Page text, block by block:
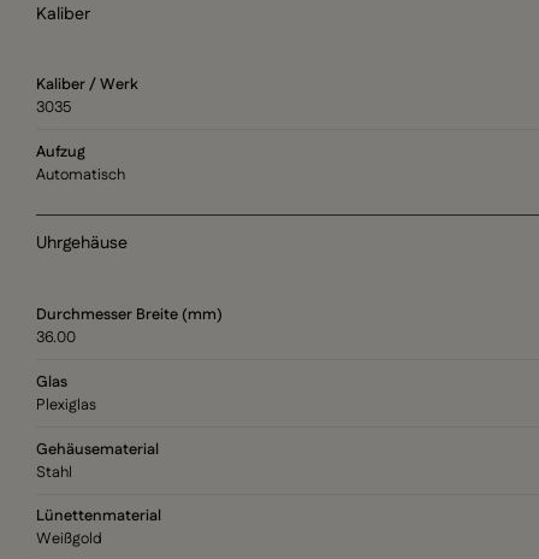
Kaliber
Kaliber / Werk
3035
Aufzug
Automatisch
Uhrgehäuse
Durchmesser Breite (mm)
36.00
Glas
Plexiglas
Gehäusematerial
Stahl
Lünettenmaterial
Weißgold